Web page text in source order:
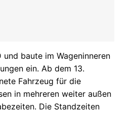
baute im Wageninneren
ein. Ab dem 13.
Fahrzeug für die
in mehreren weiter außen
Die Standzeiten